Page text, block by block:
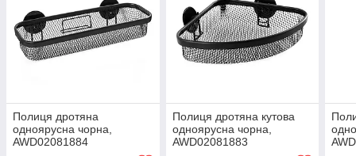
Полиця дротяна
одноярусна чорна,
AWD02081884
Полиця дротяна кутова
одноярусна чорна,
AWD02081883